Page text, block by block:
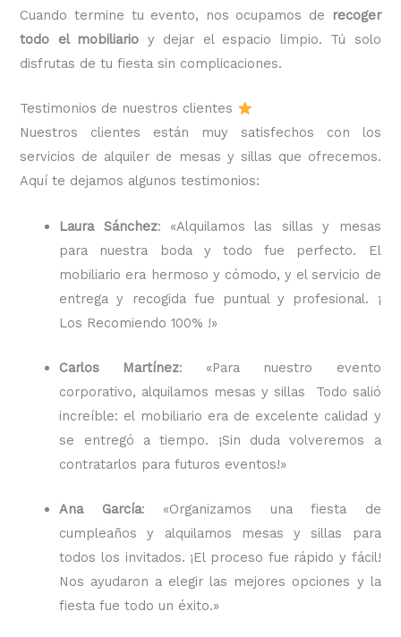
Cuando termine tu evento, nos ocupamos de
recoger
todo el mobiliario y dejar el espacio limpio. Tú solo
disfrutas de tu fiesta sin complicaciones.
Testimonios de nuestros clientes
Nuestros clientes están muy satisfechos con los
servicios de alquiler de mesas y sillas que ofrecemos.
Aquí te dejamos algunos testimonios:
Laura Sánchez: «Alquilamos las sillas y mesas
para nuestra boda y todo fue perfecto. El
mobiliario era hermoso y cómodo, y el servicio de
entrega y recogida fue puntual y profesional. ¡
Los Recomiendo 100% !»
Carlos Martínez: «Para nuestro evento
corporativo, alquilamos mesas y sillas Todo salió
increíble: el mobiliario era de excelente calidad y
se entregó a tiempo. ¡Sin duda volveremos a
contratarlos para futuros eventos!»
Ana García: «Organizamos una fiesta de
cumpleaños y alquilamos mesas y sillas para
todos los invitados. ¡El proceso fue rápido y fácil!
Nos ayudaron a elegir las mejores opciones y la
fiesta fue todo un éxito.»